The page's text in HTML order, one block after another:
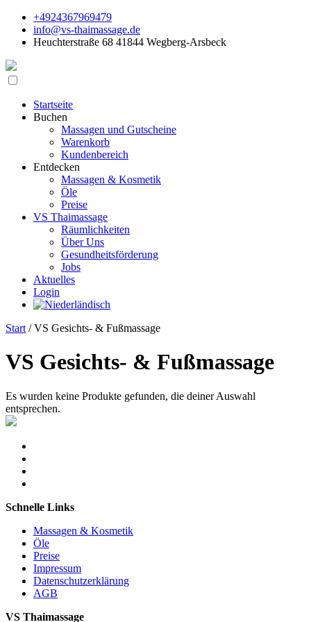
+4924367969479
info@vs-thaimassage.de
Heuchterstraße 68 41844 Wegberg-Arsbeck
Startseite
Buchen
Massagen und Gutscheine
Warenkorb
Kundenbereich
Entdecken
Massagen & Kosmetik
Öle
Preise
VS Thaimassage
Räumlichkeiten
Über Uns
Gesundheitsförderung
Jobs
Aktuelles
Login
Start / VS Gesichts- & Fußmassage
VS Gesichts- & Fußmassage
Es wurden keine Produkte gefunden, die deiner Auswahl
entsprechen.
Schnelle Links
Massagen & Kosmetik
Öle
Preise
Impressum
Datenschutzerklärung
AGB
VS Thaimassage